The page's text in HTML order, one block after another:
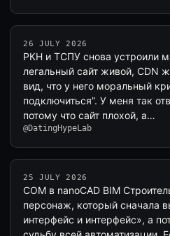
26 JULY 2026
РКН и ТСПУ снова устроили
легальный сайт живой, CDN
вид, что у него моральный
подключиться”. У меня так
потому что сайт плохой, а…
@DatingHypeLab
25 JULY 2026
COM в nanoCAD BIM
персонаж, который сначала
интерфейс и интерфейс», а